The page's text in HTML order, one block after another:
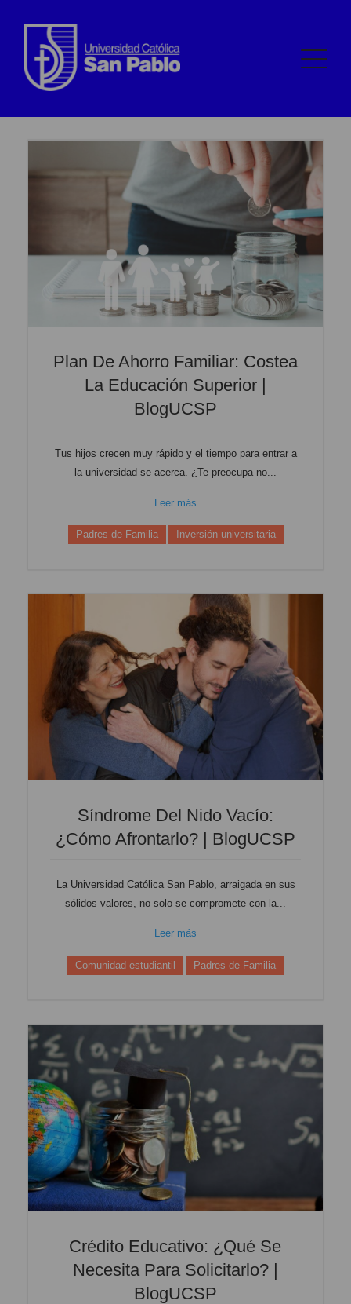
Plan De Ahorro Familiar: Costea
La Educación Superior |
BlogUCSP
Tus hijos crecen muy rápido y el tiempo para entrar a
la universidad se acerca. ¿Te preocupa no...
Leer más
Padres de Familia Inversión universitaria
Síndrome Del Nido Vacío:
¿cómo Afrontarlo? | BlogUCSP
La Universidad Católica San Pablo, arraigada en sus
sólidos valores, no solo se compromete con la...
Leer más
Comunidad estudiantil Padres de Familia
Crédito Educativo: ¿qué Se
Necesita Para Solicitarlo? |
BlogUCSP